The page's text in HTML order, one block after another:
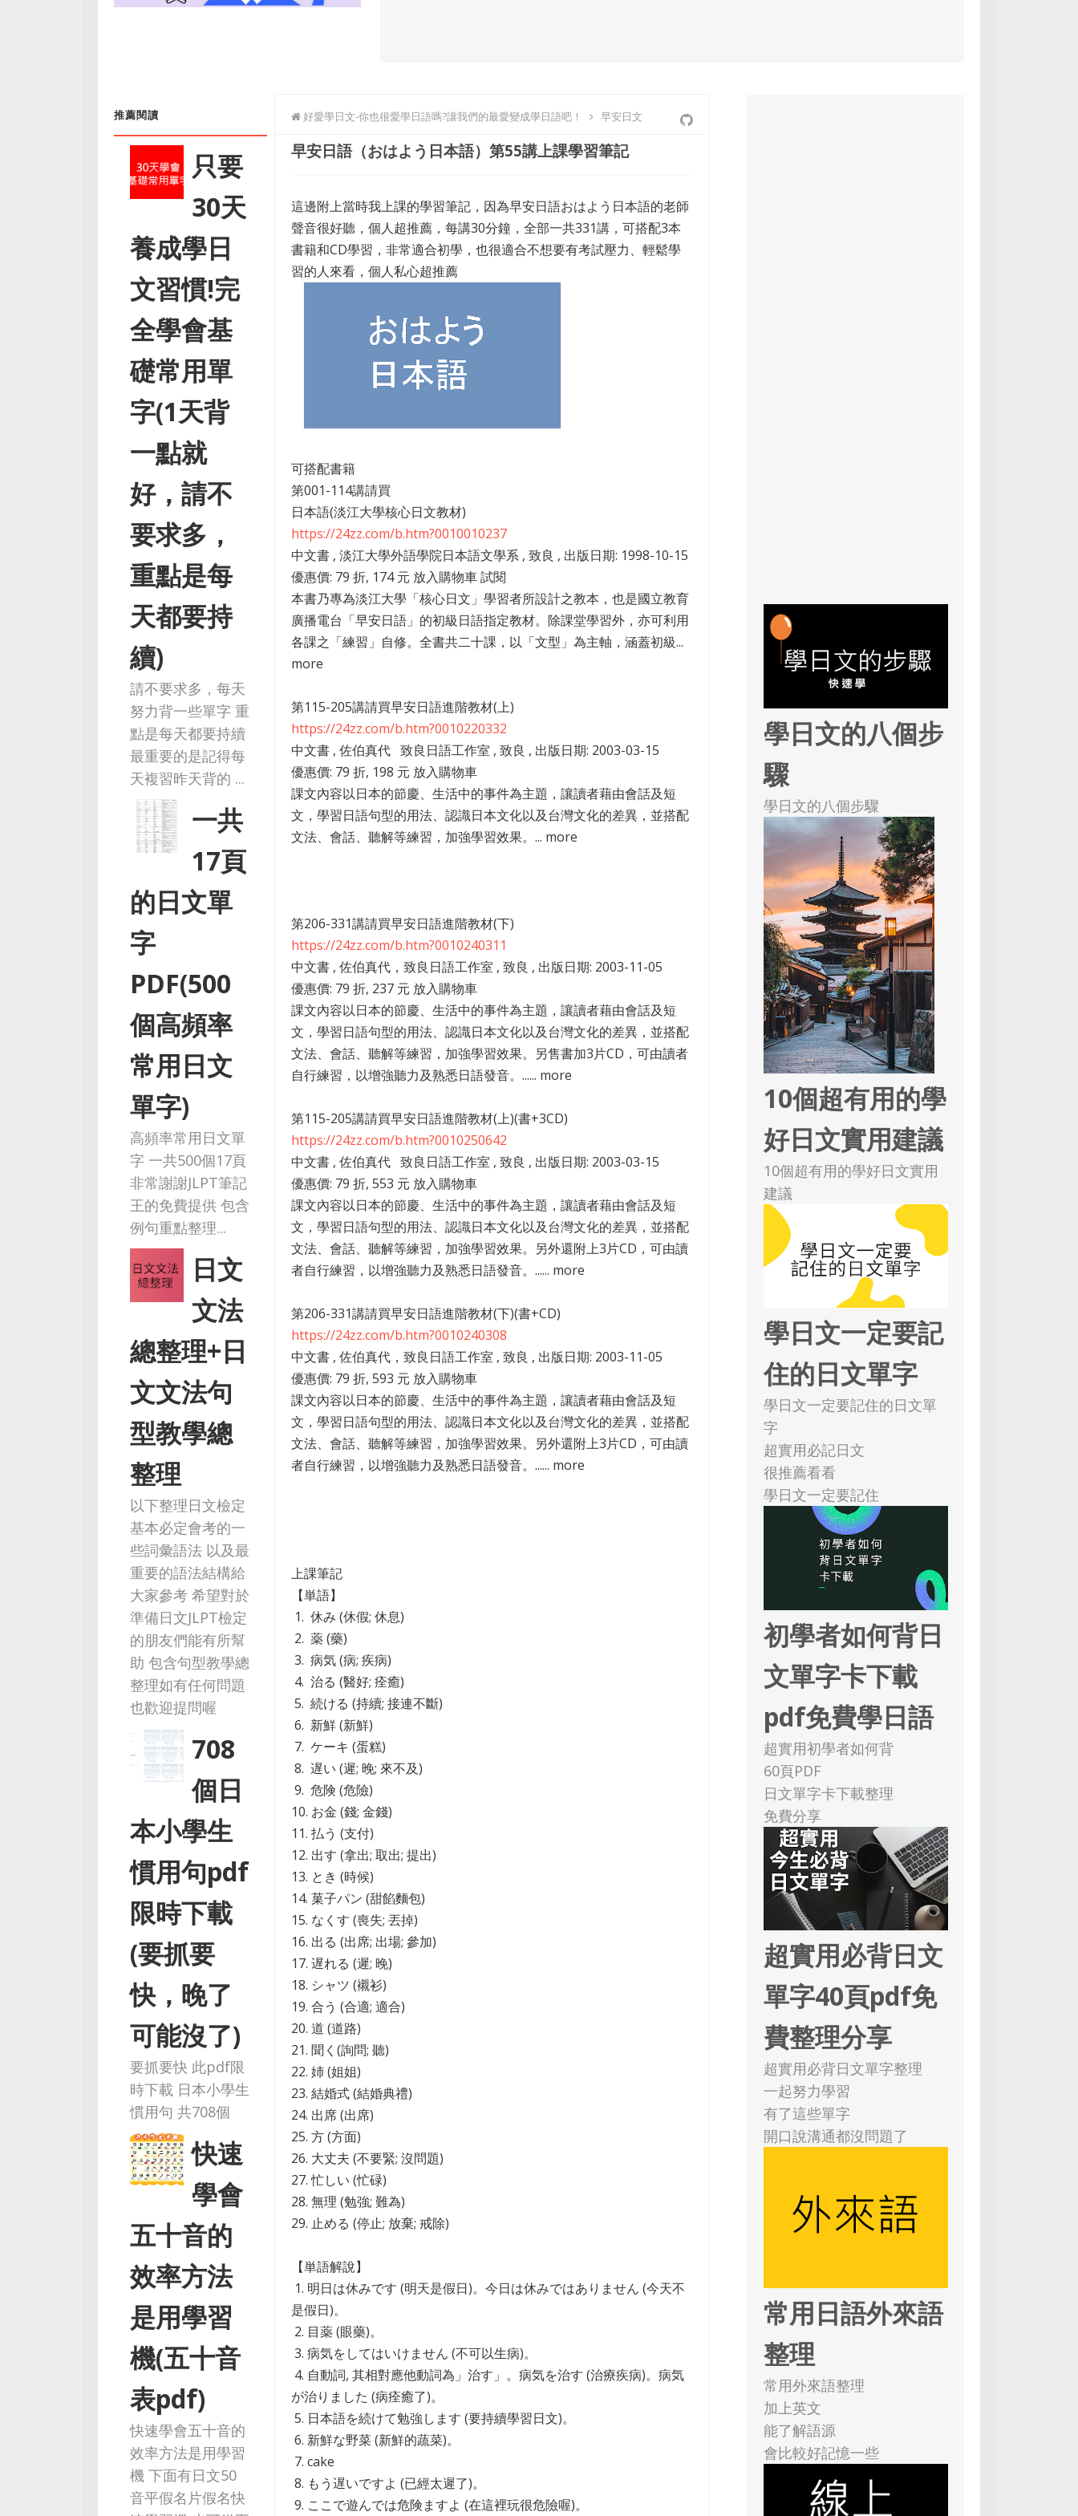
推薦閱讀
只要
30天
養成學日
文習慣!完
全學會基
礎常用單
字(1天背
一點就
好，請不
要求多，
重點是每
天都要持
續)
請不要求多，每天
努力背一些單字 重
點是每天都要持續
最重要的是記得每
天複習昨天背的 ...
一共
17頁
的日文單
字
PDF(500
個高頻率
常用日文
單字)
高頻率常用日文單
字 一共500個17頁
非常謝謝JLPT筆記
王的免費提供 包含
例句重點整理...
日文
文法
總整理+日
文文法句
型教學總
整理
以下整理日文檢定
基本必定會考的一
些詞彙語法 以及最
重要的語法結構給
大家參考 希望對於
準備日文JLPT檢定
的朋友們能有所幫
助 包含句型教學總
整理如有任何問題
也歡迎提問喔
708
個日
本小學生
慣用句pdf
限時下載
(要抓要
快，晚了
可能沒了)
要抓要快 此pdf限
時下載 日本小學生
慣用句 共708個
快速
學會
五十音的
效率方法
是用學習
機(五十音
表pdf)
快速學會五十音的
效率方法是用學習
機 下面有日文50
音平假名片假名快
好愛學日文-你也很愛學日語嗎?讓我們的最愛變成學日語吧！ 早安日文
早安日語（おはよう日本語）第55講上課學習筆記
這邊附上當時我上課的學習筆記，因為早安日語おはよう日本語的老師
聲音很好聽，個人超推薦，每講30分鐘，全部一共331講，可搭配3本
書籍和CD學習，非常適合初學，也很適合不想要有考試壓力、輕鬆學
習的人來看，個人私心超推薦
可搭配書籍
第001-114講請買
日本語(淡江大學核心日文教材)
https://24zz.com/b.htm?0010010237
中文書 , 淡江大學外語學院日本語文學系 , 致良 , 出版日期: 1998-10-15
優惠價: 79 折, 174 元 放入購物車 試閱
本書乃專為淡江大學「核心日文」學習者所設計之教本，也是國立教育
廣播電台「早安日語」的初級日語指定教材。除課堂學習外，亦可利用
各課之「練習」自修。全書共二十課，以「文型」為主軸，涵蓋初級...
more
第115-205講請買早安日語進階教材(上)
https://24zz.com/b.htm?0010220332
中文書 , 佐伯真代 致良日語工作室 , 致良 , 出版日期: 2003-03-15
優惠價: 79 折, 198 元 放入購物車
課文內容以日本的節慶、生活中的事件為主題，讓讀者藉由會話及短
文，學習日語句型的用法、認識日本文化以及台灣文化的差異，並搭配
文法、會話、聽解等練習，加強學習效果。... more
第206-331講請買早安日語進階教材(下)
https://24zz.com/b.htm?0010240311
中文書 , 佐伯真代，致良日語工作室 , 致良 , 出版日期: 2003-11-05
優惠價: 79 折, 237 元 放入購物車
課文內容以日本的節慶、生活中的事件為主題，讓讀者藉由會話及短
文，學習日語句型的用法、認識日本文化以及台灣文化的差異，並搭配
文法、會話、聽解等練習，加強學習效果。另售書加3片CD，可由讀者
自行練習，以增強聽力及熟悉日語發音。...... more
第115-205講請買早安日語進階教材(上)(書+3CD)
https://24zz.com/b.htm?0010250642
中文書 , 佐伯真代 致良日語工作室 , 致良 , 出版日期: 2003-03-15
優惠價: 79 折, 553 元 放入購物車
課文內容以日本的節慶、生活中的事件為主題，讓讀者藉由會話及短
文，學習日語句型的用法、認識日本文化以及台灣文化的差異，並搭配
文法、會話、聽解等練習，加強學習效果。另外還附上3片CD，可由讀
者自行練習，以增強聽力及熟悉日語發音。...... more
第206-331講請買早安日語進階教材(下)(書+CD)
https://24zz.com/b.htm?0010240308
中文書 , 佐伯真代，致良日語工作室 , 致良 , 出版日期: 2003-11-05
優惠價: 79 折, 593 元 放入購物車
課文內容以日本的節慶、生活中的事件為主題，讓讀者藉由會話及短
文，學習日語句型的用法、認識日本文化以及台灣文化的差異，並搭配
文法、會話、聽解等練習，加強學習效果。另外還附上3片CD，可由讀
者自行練習，以增強聽力及熟悉日語發音。...... more
上課筆記
【単語】
1. 休み (休假; 休息)
2. 薬 (藥)
3. 病気 (病; 疾病)
4. 治る (醫好; 痊癒)
5. 続ける (持續; 接連不斷)
6. 新鮮 (新鮮)
7. ケーキ (蛋糕)
8. 遅い (遲; 晚; 來不及)
9. 危険 (危險)
10. お金 (錢; 金錢)
11. 払う (支付)
12. 出す (拿出; 取出; 提出)
13. とき (時候)
14. 菓子パン (甜餡麵包)
15. なくす (喪失; 丟掉)
16. 出る (出席; 出場; 參加)
17. 遅れる (遲; 晚)
18. シャツ (襯衫)
19. 合う (合適; 適合)
20. 道 (道路)
21. 聞く(詢問; 聽)
22. 姉 (姐姐)
23. 結婚式 (結婚典禮)
24. 出席 (出席)
25. 方 (方面)
26. 大丈夫 (不要緊; 沒問題)
27. 忙しい (忙碌)
28. 無理 (勉強; 難為)
29. 止める (停止; 放棄; 戒除)
【単語解說】
1. 明日は休みです (明天是假日)。今日は休みではありません (今天不
是假日)。
2. 目薬 (眼藥)。
3. 病気をしてはいけません (不可以生病)。
4. 自動詞, 其相對應他動詞為」治す」。病気を治す (治療疾病)。病気
が治りました (病痊癒了)。
5. 日本語を続けて勉強します (要持續學習日文)。
6. 新鮮な野菜 (新鮮的蔬菜)。
7. cake
8. もう遅いですよ (已經太遲了)。
9. ここで遊んでは危険ますよ (在這裡玩很危險喔)。
學日文的八個步
驟
學日文的八個步驟
10個超有用的學
好日文實用建議
10個超有用的學好日文實用
建議
學日文一定要記
住的日文單字
學日文一定要記住的日文單
字
超實用必記日文
很推薦看看
學日文一定要記住
初學者如何背日
文單字卡下載
pdf免費學日語
超實用初學者如何背
60頁PDF
日文單字卡下載整理
免費分享
超實用必背日文
單字40頁pdf免
費整理分享
超實用必背日文單字整理
一起努力學習
有了這些單字
開口說溝通都沒問題了
常用日語外來語
整理
常用外來語整理
加上英文
能了解語源
會比較好記憶一些